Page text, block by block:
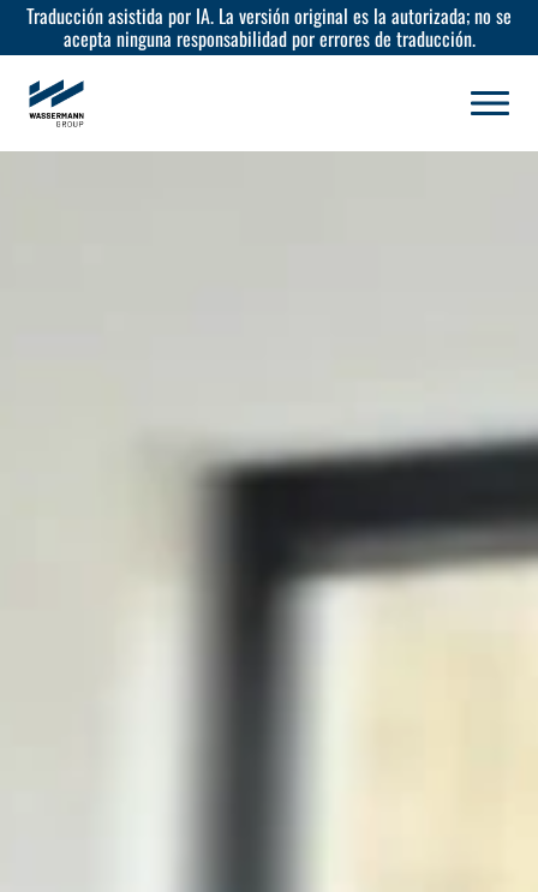
Traducción asistida por IA. La versión original es la autorizada; no se
acepta ninguna responsabilidad por errores de traducción.